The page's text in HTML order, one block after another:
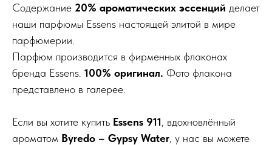
Содержание 20% ароматических эссенций делает
наши парфюмы Essens настоящей элитой в мире
парфюмерии.
Парфюм производится в фирменных флаконах
бренда Essens. 100% оригинал. Фото флакона
представлено в галерее.
Если вы хотите купить Essens 911, вдохновлённый
ароматом Byredo – Gypsy Water, у нас вы можете